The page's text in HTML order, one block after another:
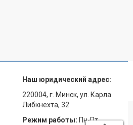
Наш юридический адрес:
220004, г. Минск, ул. Карла
Либкнехта, 32
Режим работы: Пн-Пт